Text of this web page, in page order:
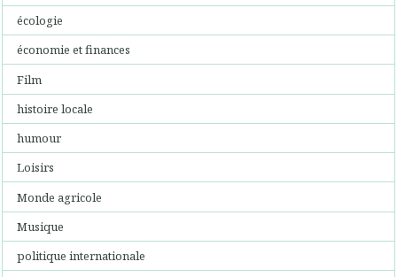
écologie
économie et finances
Film
histoire locale
humour
Loisirs
Monde agricole
Musique
politique internationale